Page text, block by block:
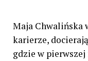
Maja Chwalińska
karierze,
gdzie w